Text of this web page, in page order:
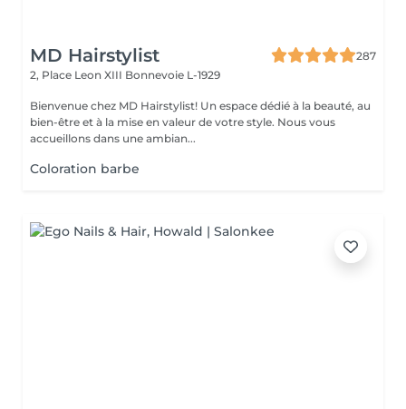
MD Hairstylist
287
2, Place Leon XIII Bonnevoie L-1929
Bienvenue chez MD Hairstylist! Un espace dédié à la beauté, au
bien-être et à la mise en valeur de votre style. Nous vous
accueillons dans une ambian...
Coloration barbe